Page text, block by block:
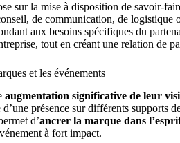
sur la mise à disposition de savoir-
de communication, de
aux besoins spécifiques du
tout en créant une relation de
et les événements
augmentation significative de leur
présence sur différents supports
d’ancrer la marque dans
à fort impact.